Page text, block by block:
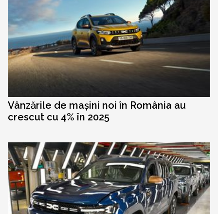
Vânzările de mașini noi în România au
crescut cu 4% în 2025